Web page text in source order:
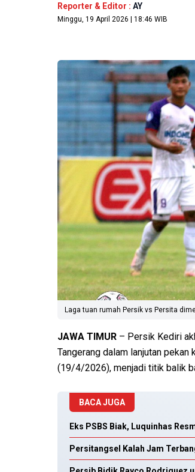
Reporter & Editor : AY
Minggu, 19 April 2026 | 18:46 WIB
Laga tuan rumah Persik vs Persita
JAWA TIMUR – Persik Kediri
Tangerang dalam lanjutan
(19/4/2026), menjadi titik balik
BACA JUGA
Eks PSBS Biak, Luquinhas
Persitangsel Kalah Jam